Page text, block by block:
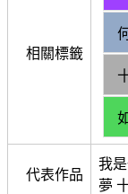
相關標籤
代表作品
我
夢